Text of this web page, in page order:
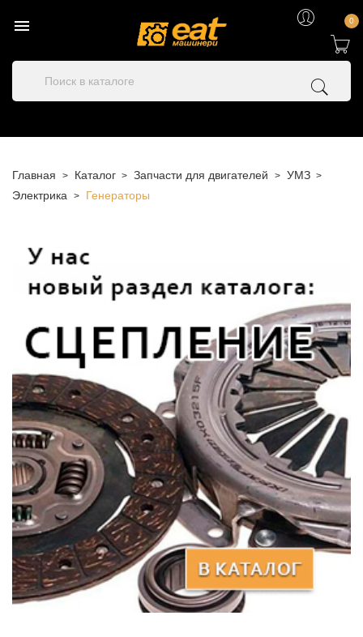
 0
Главная Каталог Запчасти для двигателей
УМЗ
Электрика
Генераторы